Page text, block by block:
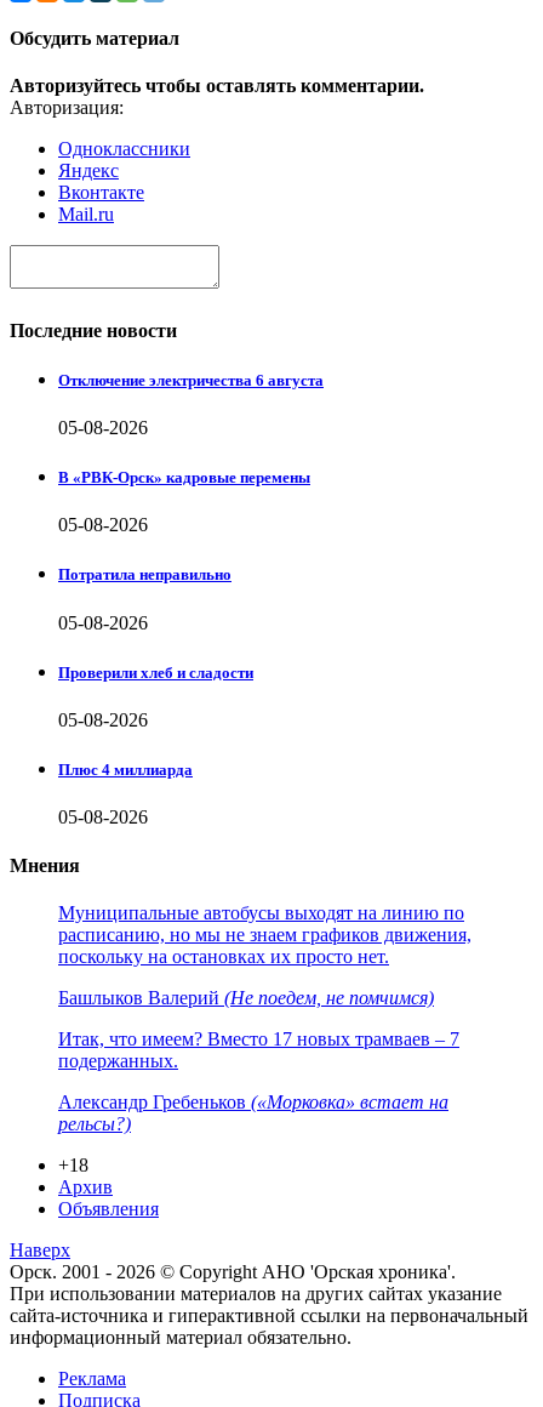
Обсудить материал
Авторизуйтесь чтобы оставлять комментарии.
Авторизация:
Одноклассники
Яндекс
Вконтакте
Mail.ru
Последние новости
Отключение электричества 6 августа
05-08-2026
В «РВК-Орск» кадровые перемены
05-08-2026
Потратила неправильно
05-08-2026
Проверили хлеб и сладости
05-08-2026
Плюс 4 миллиарда
05-08-2026
Мнения
Муниципальные автобусы выходят на линию по
расписанию, но мы не знаем графиков движения,
поскольку на остановках их просто нет.
Башлыков Валерий (Не поедем, не помчимся)
Итак, что имеем? Вместо 17 новых трамваев – 7
подержанных.
Александр Гребеньков («Морковка» встает на
рельсы?)
+18
Архив
Объявления
Наверх
Орск. 2001 - 2026 © Copyright АНО 'Орская хроника'.
При использовании материалов на других сайтах указание
сайта-источника и гиперактивной ссылки на первоначальный
информационный материал обязательно.
Реклама
Подписка